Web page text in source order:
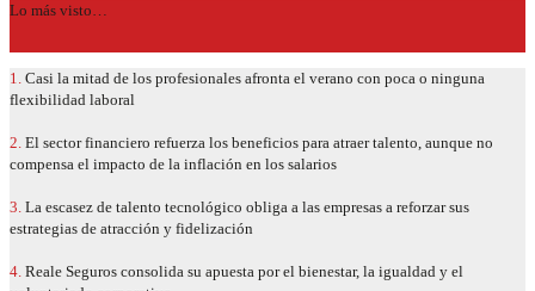
Lo más visto…
1. Casi la mitad de los profesionales afronta el verano con poca o ninguna
flexibilidad laboral
2. El sector financiero refuerza los beneficios para atraer talento, aunque no
compensa el impacto de la inflación en los salarios
3. La escasez de talento tecnológico obliga a las empresas a reforzar sus
estrategias de atracción y fidelización
4. Reale Seguros consolida su apuesta por el bienestar, la igualdad y el